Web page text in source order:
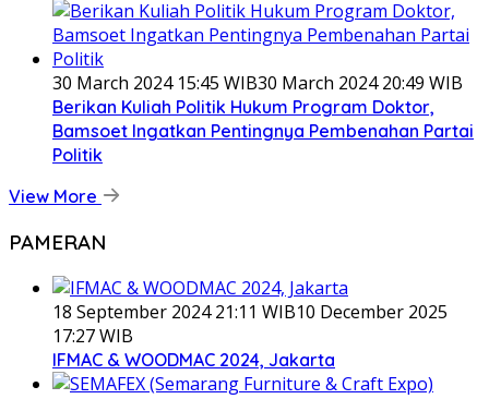
30 March 2024 15:45 WIB30 March 2024 20:49 WIB
Berikan Kuliah Politik Hukum Program Doktor,
Bamsoet Ingatkan Pentingnya Pembenahan Partai
Politik
View More
PAMERAN
18 September 2024 21:11 WIB10 December 2025
17:27 WIB
IFMAC & WOODMAC 2024, Jakarta